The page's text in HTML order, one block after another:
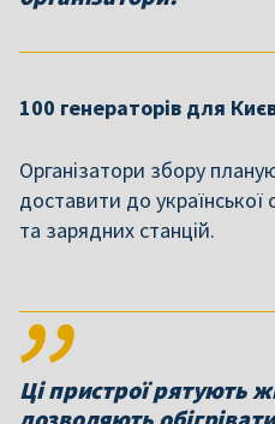
100 генераторів для
Організатори збору
доставити до української
та зарядних станцій.
Ці пристрої рятують